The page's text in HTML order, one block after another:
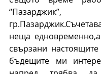
“Пазарджик”,
неща
свързани
бъдещите ми